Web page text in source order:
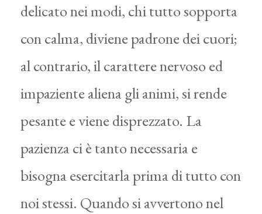
delicato nei modi, chi tutto sopporta
con calma, diviene padrone dei cuori;
al contrario, il carattere nervoso ed
impaziente aliena gli animi, si rende
pesante e viene disprezzato. La
pazienza ci è tanto necessaria e
bisogna esercitarla prima di tutto con
noi stessi. Quando si avvertono nel